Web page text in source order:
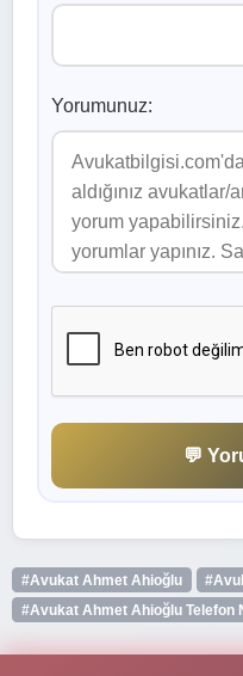
Yorumunuz:
💬
#Avukat Ahmet Ahioğlu
#Avukat Ahmet Ahioğlu Telefon